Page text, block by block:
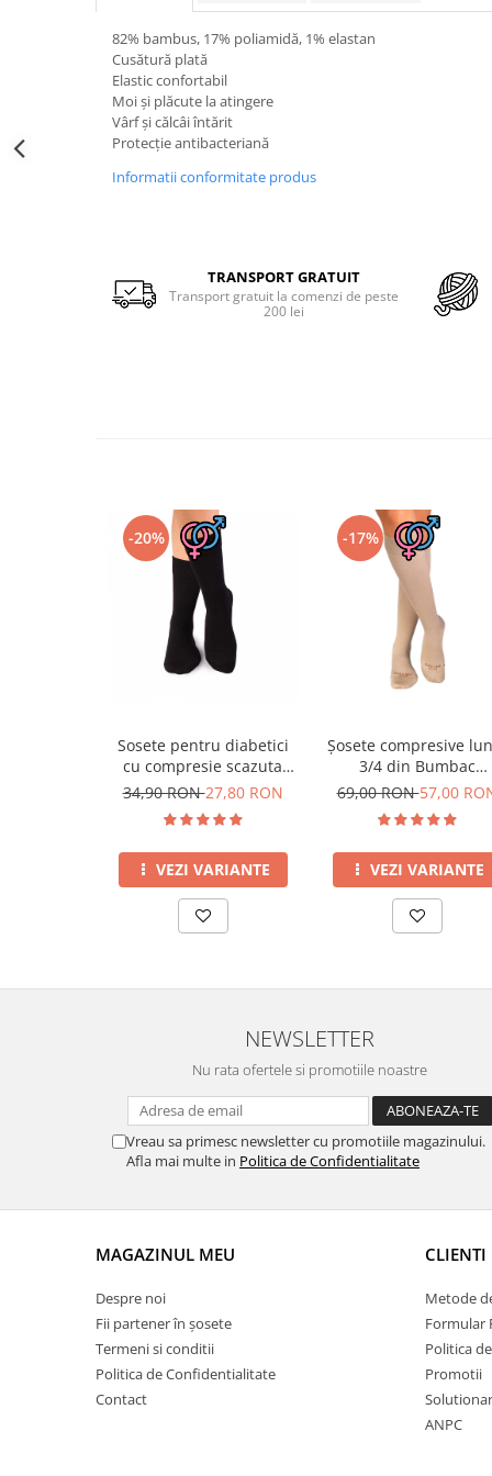
Merino Warm
Cutie Cadou Merino
Sosete sport
Sosete medicinale
Sosete termice
82% bambus, 17% poliamidă, 1% elastan
Cusătură plată
Elastic confortabil
Moi și plăcute la atingere
Vârf și călcâi întărit
Protecție antibacteriană
Informatii conformitate produs
TRANSPORT GRATUIT
Transport gratuit la comenzi de peste
200 lei
-20%
Sosete pentru diabetici
cu compresie scazuta
Negru
34,90 RON27,80 RON
VEZI VARIANTE
-17%
Șosete compresive
3/4 din Bumbac
Mercerizat Bej
69,00 RON57,00
VEZI VARIANTE
NEWSLETTER
Nu rata ofertele si promotiile noastre
Vreau sa primesc newsletter cu promotiile magazinului.
Afla mai multe in Politica de Confidentialitate
MAGAZINUL MEU
Despre noi
Fii partener în șosete
Termeni si conditii
Politica de Confidentialitate
Contact
CLIENTI
Metode
Formular
Politica
Promotii
ANPC